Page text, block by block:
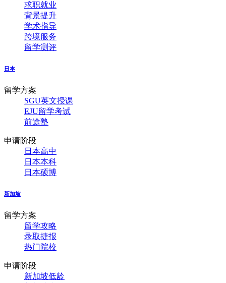
求职就业
背景提升
学术指导
跨境服务
留学测评
日本
留学方案
SGU英文授课
EJU留学考试
前途塾
申请阶段
日本高中
日本本科
日本硕博
新加坡
留学方案
留学攻略
录取捷报
热门院校
申请阶段
新加坡低龄